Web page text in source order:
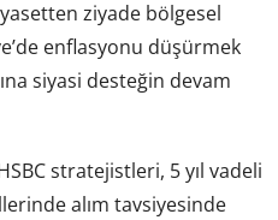
ziyade bölgesel
enflasyonu düşürmek
siyasi desteğin devam
stratejistleri, 5 yıl vadeli
alım tavsiyesinde